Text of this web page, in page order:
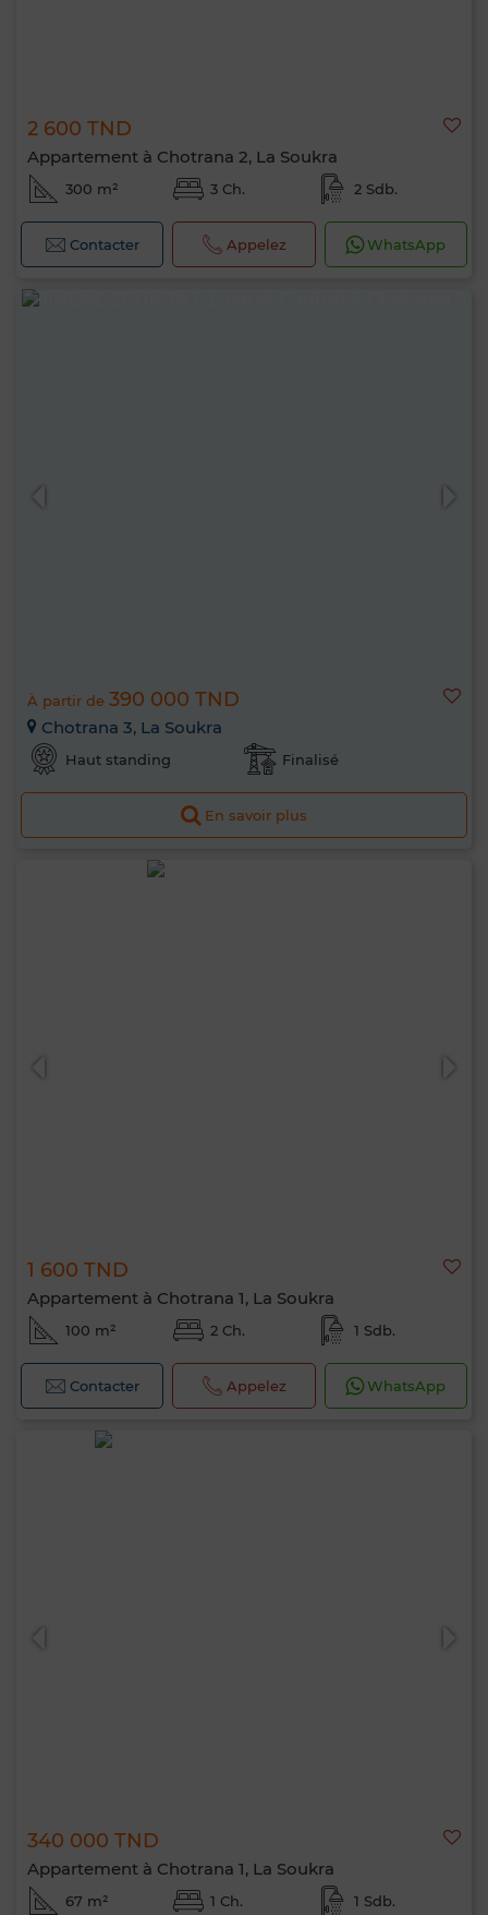
2 600 TND
Appartement à Chotrana 2, La Soukra
300 m² 3 Ch. 2 Sdb.
Contacter Appelez WhatsApp
À partir de 390 000 TND
Chotrana 3, La Soukra
Haut standing Finalisé
En savoir plus
1 600 TND
Appartement à Chotrana 1, La Soukra
100 m² 2 Ch. 1 Sdb.
Contacter Appelez WhatsApp
340 000 TND
Appartement à Chotrana 1, La Soukra
67 m² 1 Ch. 1 Sdb.